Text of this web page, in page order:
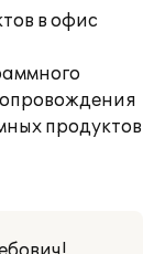
в офис
продуктов